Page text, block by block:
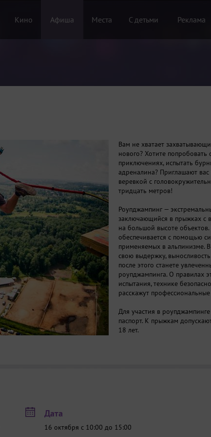
Кино Афиша Места С детьми Реклама
Вам не хватает
нового? Хотите
приключениях, испытать
адреналина? Приглашают
веревкой с
тридцать метров!
Роупджампинг —
заключающийся в прыжках с
на большой высоте объектов.
обеспечивается с помощью
применяемых в альпинизме.
свою выдержку,
после этого станете
роупджампинга. О правилах
испытания, технике
расскажут
Для участия в
паспорт. К прыжкам
18 лет.
Едем на Зеленодольск, по
недоезжая есть кольцо,
На автобусе №104 от ост.
ост."АЙША" (не "Овощевод"!!!),
Дата
16 октября с 10:00 до 15:00